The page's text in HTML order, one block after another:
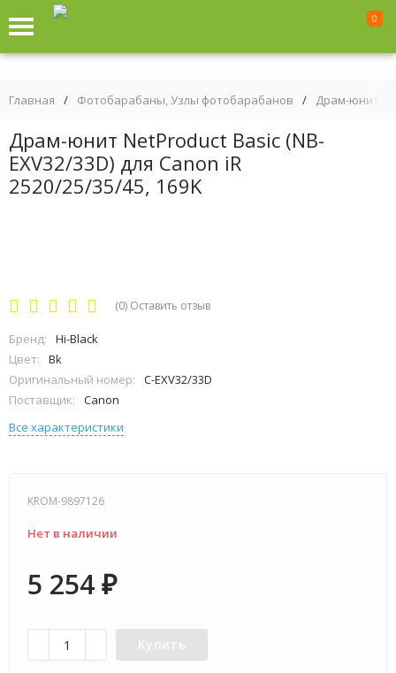
0
Главная / Фотобарабаны, Узлы фотобарабанов / Драм-юниты
Драм-юнит NetProduct Basic (NB-
EXV32/33D) для Canon iR
2520/25/35/45, 169K
(0) Оставить отзыв
Бренд:
Hi-Black
Цвет:
Bk
Оригинальный номер:
C-EXV32/33D
Поставщик:
Canon
Все характеристики
KROM-9897126
Нет в наличии
5 254 ₽
Купить